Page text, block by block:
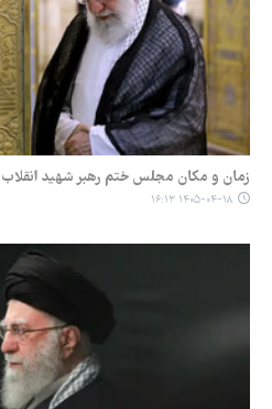
زمان و مکان مجلس ختم رهبر شهید
۱۴۰۵-۰۴-۱۸ ۱۶:۱۳